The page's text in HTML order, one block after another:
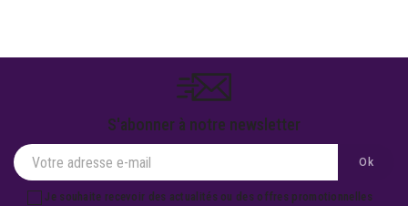
S'abonner à notre newsletter
Je souhaite recevoir des actualités ou des offres promotionnelles